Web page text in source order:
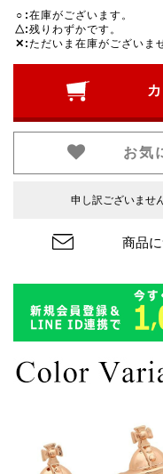
○ 在庫がございます。
△ 残りわずかです。
✕ ただいま在庫がございま
お気
申し訳ございませ
商品